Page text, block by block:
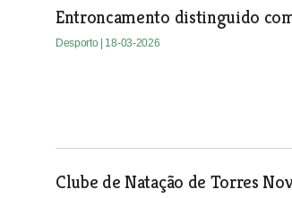
Entroncamento distinguido
Desporto | 18-03-2026
Clube de Natação de Torres